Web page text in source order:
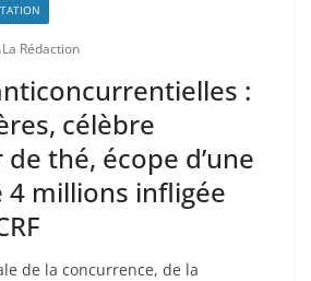
La Rédaction
:
célèbre
thé, écope d’une
4 millions infligée
de la concurrence, de la